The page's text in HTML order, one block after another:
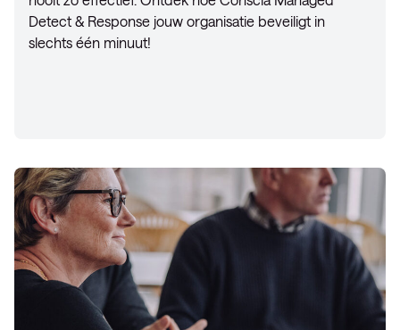
Detect & Response jouw organisatie beveiligt in
slechts één minuut!